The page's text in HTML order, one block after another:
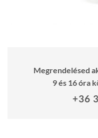
Megrendelésed
9 és 16 óra
+36